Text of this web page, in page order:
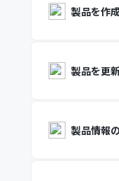
製品を作
製品を更
製品情報